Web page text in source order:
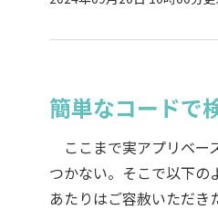
簡単なコード
ここまで実アプリベー
つかない。そこで以下
あたりはご容赦いただき